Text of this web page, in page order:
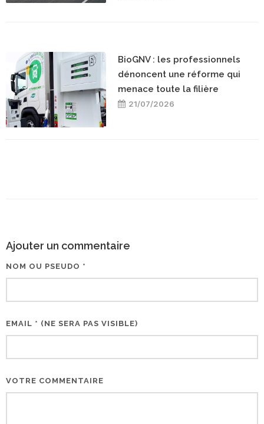
BioGNV : les professionnels
dénoncent une réforme qui
menace toute la filière
21/07/2026
Ajouter un commentaire
NOM OU PSEUDO *
EMAIL * (NE SERA PAS VISIBLE)
VOTRE COMMENTAIRE